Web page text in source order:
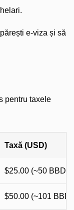
e-viza și să
pentru taxele
Taxă (USD)
$25.00 (~50 BBD)
$50.00 (~101 BBD)